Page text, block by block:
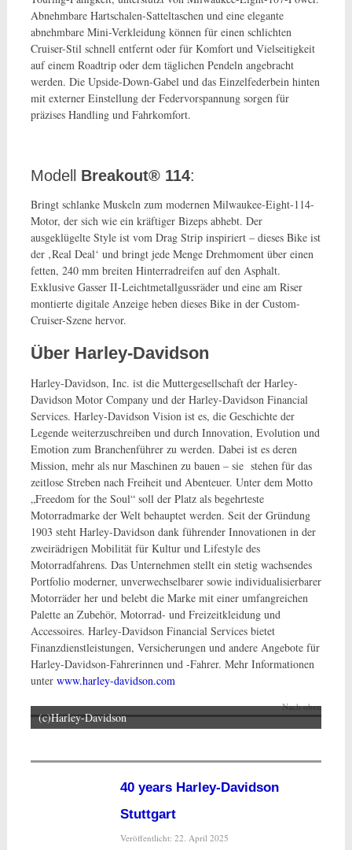
Abnehmbare Hartschalen-Satteltaschen und eine elegante
abnehmbare Mini-Verkleidung können für einen schlichten
Cruiser-Stil schnell entfernt oder für Komfort und Vielseitigkeit
auf einem Roadtrip oder dem täglichen Pendeln angebracht
werden. Die Upside-Down-Gabel und das Einzelfederbein hinten
mit externer Einstellung der Federvorspannung sorgen für
präzises Handling und Fahrkomfort.
Modell Breakout® 114:
Bringt schlanke Muskeln zum modernen Milwaukee-Eight-114-
Motor, der sich wie ein kräftiger Bizeps abhebt. Der
ausgeklügelte Style ist vom Drag Strip inspiriert – dieses Bike ist
der ‚Real Deal‘ und bringt jede Menge Drehmoment über einen
fetten, 240 mm breiten Hinterradreifen auf den Asphalt.
Exklusive Gasser II-Leichtmetallgussräder und eine am Riser
montierte digitale Anzeige heben dieses Bike in der Custom-
Cruiser-Szene hervor.
Über Harley-Davidson
Harley-Davidson, Inc. ist die Muttergesellschaft der Harley-
Davidson Motor Company und der Harley-Davidson Financial
Services. Harley-Davidson Vision ist es, die Geschichte der
Legende weiterzuschreiben und durch Innovation, Evolution und
Emotion zum Branchenführer zu werden. Dabei ist es deren
Mission, mehr als nur Maschinen zu bauen – sie stehen für das
zeitlose Streben nach Freiheit und Abenteuer. Unter dem Motto
„Freedom for the Soul“ soll der Platz als begehrteste
Motorradmarke der Welt behauptet werden. Seit der Gründung
1903 steht Harley-Davidson dank führender Innovationen in der
zweirädrigen Mobilität für Kultur und Lifestyle des
Motorradfahrens. Das Unternehmen stellt ein stetig wachsendes
Portfolio moderner, unverwech­selbarer sowie individualisierbarer
Motorräder her und belebt die Marke mit einer umfangreichen
Palette an Zubehör, Motorrad- und Freizeitkleidung und
Accessoires. Harley-Davidson Financial Services bietet
Finanzdienstleistungen, Versicherungen und andere Angebote für
Harley-Davidson-Fahrerinnen und -Fahrer. Mehr Informationen
unter www.harley-davidson.com
Nach oben
(c)Harley-Davidson
40 years Harley-Davidson
Stuttgart
Veröffentlicht: 22. April 2025